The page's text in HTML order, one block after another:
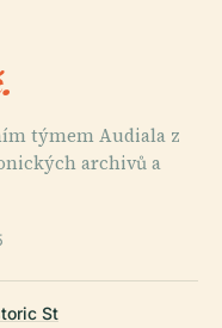
týmem Audiala z
archivů a
St